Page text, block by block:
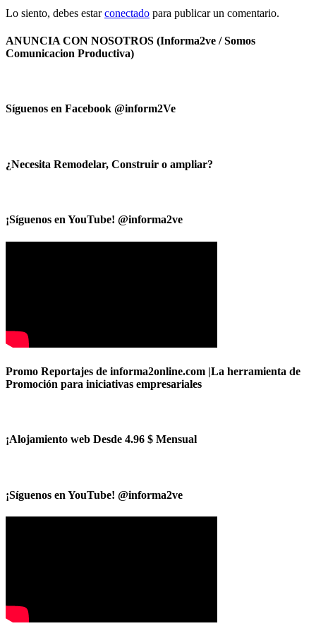
Lo siento, debes estarconectado para publicar un comentario.
ANUNCIA CON NOSOTROS (Informa2ve / Somos
Comunicacion Productiva)
Síguenos en Facebook @inform2Ve
¿Necesita Remodelar, Construir o ampliar?
¡Síguenos en YouTube! @informa2ve
Promo Reportajes de informa2online.com |La herramienta de
Promoción para iniciativas empresariales
¡Alojamiento web Desde 4.96 $ Mensual
¡Síguenos en YouTube! @informa2ve